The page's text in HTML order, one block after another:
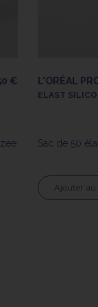
€ L'ORÉAL
ELAST
Sac de 50
Ajouter au